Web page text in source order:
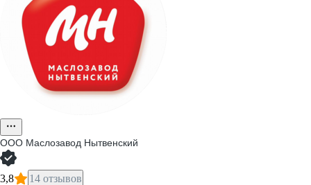
ООО Маслозавод Нытвенский
3,8 14 отзывов